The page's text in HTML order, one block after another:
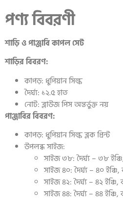
পণ্য বিবরণী
শাড়ি ও পাঞ্জাবি কাপল সেট
শাড়ির বিবরণ:
কাপড়: ধুপিয়ান সিল্ক
দৈর্ঘ্য: ১২.৫ হাত
নোট: ব্লাউজ পিস অন্তর্ভুক্ত নয়
পাঞ্জাবির বিবরণ:
কাপড়: ধুপিয়ান সিল্ক ব্লক প্রিন্ট
উপলব্ধ সাইজ:
সাইজ ৩৮: দৈর্ঘ্য – ৩৮
সাইজ ৪০: দৈর্ঘ্য – ৪০ ইঞ্চি,
সাইজ ৪২: দৈর্ঘ্য – ৪২ ইঞ্চি,
সাইজ ৪৪: দৈর্ঘ্য – ৪৪ ইঞ্চি,